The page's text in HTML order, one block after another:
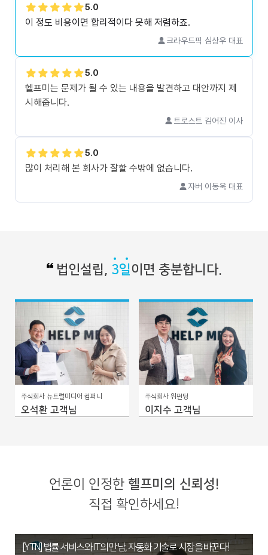
5.0
이 정도 비용이면 합리적이다 못해 저렴하죠.
크라우드픽 심상우 대표
5.0
헬프미는 문제가 될 수 있는 내용을 발견하고 대안까지 제
시해줍니다.
트로스트 김어진 이사
5.0
많이 처리해 본 회사가 잘할 수밖에 없습니다.
자버 이동욱 대표
법인설립, 3일 이면 충분합니다.
주식회사 뉴트럴미디어 컴퍼니
오석환 고객님
주식회사 위펀딩
이지수 고객님
언론이 인정한 헬프미의 신뢰성!
직접 확인하세요!
[YTN] 법률 서비스와 IT의 만남, 자동화 기술로 시장을 바꾼다!